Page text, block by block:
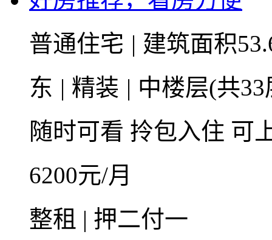
普通住宅 | 建筑面积
东 | 精装 | 中楼层(共
随时可看 拎包入住 可
6200元/月
整租 | 押二付一